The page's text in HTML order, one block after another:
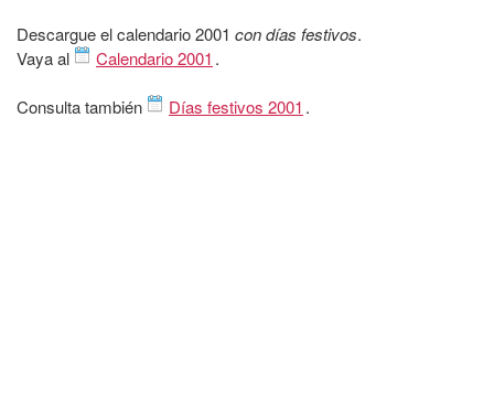
Descargue el calendario 2001 con días festivos.
Vaya al
Calendario 2001 .
Consulta también Días festivos 2001 .